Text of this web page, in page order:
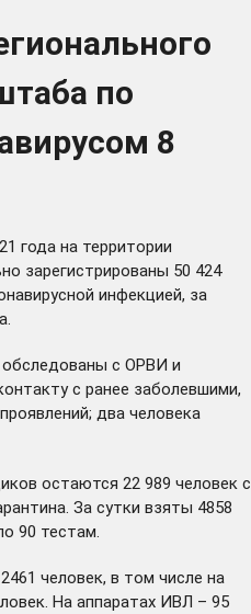
по
8
года на территории
зарегистрированы 50 424
инфекцией, за
обследованы с ОРВИ и
с ранее заболевшими,
два человека
остаются 22 989 человек с
За сутки взяты 4858
90 тестам.
человек, в том числе на
На аппаратах ИВЛ – 95